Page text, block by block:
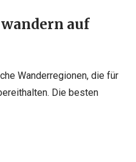
auf
Wanderregionen, die für
Die besten